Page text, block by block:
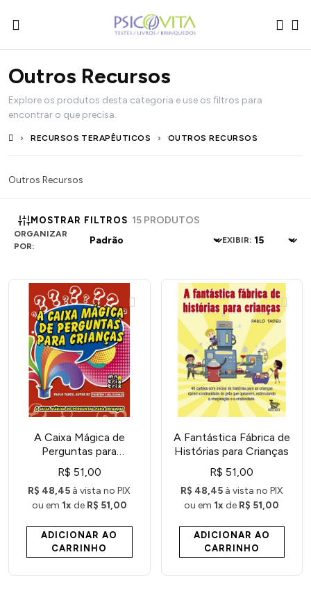
Outros Recursos
Explore os produtos desta categoria e use os filtros para
encontrar o que precisa.
RECURSOS TERAPÊUTICOS OUTROS RECURSOS
Outros Recursos
MOSTRAR FILTROS 15 PRODUTOS
ORGANIZAR
POR:
EXIBIR:
A Caixa Mágica de
Perguntas para
Crianças : Pegue Uma
Carta e Vamos Bater
Um Papo
R$ 51,00
R$ 48,45 à vista no PIX
ou em 1x de R$ 51,00
ADICIONAR AO
CARRINHO
A Fantástica Fábrica de
Histórias para Crianças
R$ 51,00
R$ 48,45à vista no PIX
ou em 1x de R$ 51,00
ADICIONAR AO
CARRINHO